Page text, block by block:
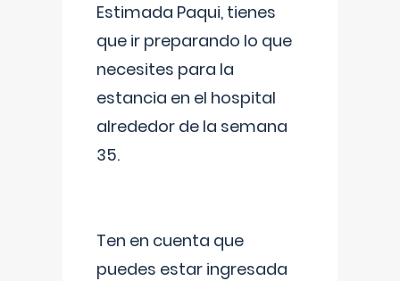
Estimada Paqui, tienes
que ir preparando lo que
necesites para la
estancia en el hospital
alrededor de la semana
35.
Ten en cuenta que
puedes estar ingresada